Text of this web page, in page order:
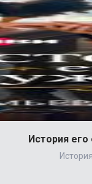
История его